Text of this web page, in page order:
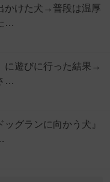
かけた犬→普段は温厚
…
に遊びに行った結果→
…
グランに向かう犬』